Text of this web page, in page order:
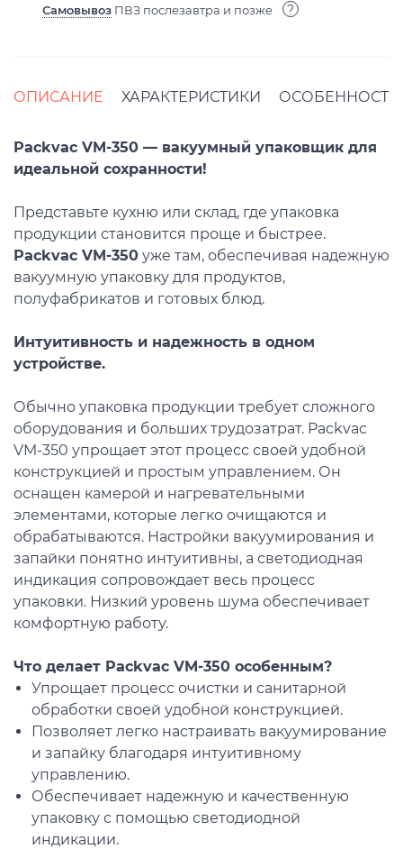
Самовывоз ПВЗ послезавтра и позже ?
ОПИСАНИЕ ХАРАКТЕРИСТИКИ ОСОБЕННОСТИ
Packvac VM-350 — вакуумный упаковщик для
идеальной сохранности!
Представьте кухню или склад, где упаковка
продукции становится проще и быстрее.
Packvac VM-350 уже там, обеспечивая надежную
вакуумную упаковку для продуктов,
полуфабрикатов и готовых блюд.
Интуитивность и надежность в одном
устройстве.
Обычно упаковка продукции требует сложного
оборудования и больших трудозатрат. Packvac
VM-350 упрощает этот процесс своей удобной
конструкцией и простым управлением. Он
оснащен камерой и нагревательными
элементами, которые легко очищаются и
обрабатываются. Настройки вакуумирования и
запайки понятно интуитивны, а светодиодная
индикация сопровождает весь процесс
упаковки. Низкий уровень шума обеспечивает
комфортную работу.
Что делает Packvac VM-350 особенным?
Упрощает процесс очистки и санитарной
обработки своей удобной конструкцией.
Позволяет легко настраивать вакуумирование
и запайку благодаря интуитивному
управлению.
Обеспечивает надежную и качественную
упаковку с помощью светодиодной
индикации.